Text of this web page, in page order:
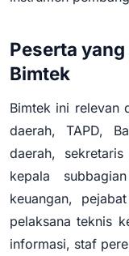
Peserta
Bimtek
Bimtek ini relevan
daerah, TAPD,
daerah,
kepala
keuangan,
pelaksana teknis
informasi, staf